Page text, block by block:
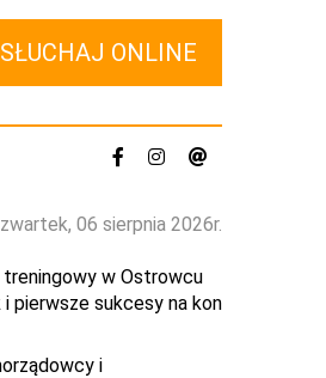
SŁUCHAJ ONLINE
06 sierpnia 2026r.
treningowy w Ostrowcu
pierwsze sukcesy na kon
i